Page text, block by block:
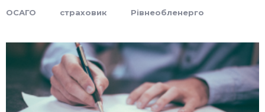
ОСАГО страховик Рівнеобленерго